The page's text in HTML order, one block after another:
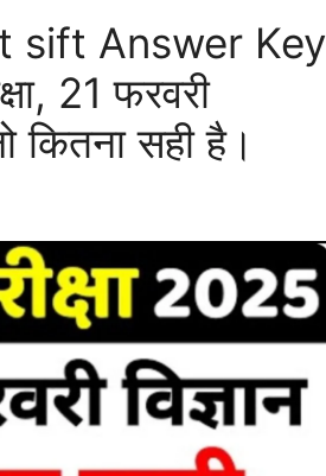
sift Answer Key
21 फरवरी
कितना सही है।